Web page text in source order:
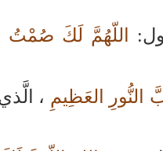
اللّهُمَّ لَكَ صُمْتُ
النُّورِ العَظِيمِ ،